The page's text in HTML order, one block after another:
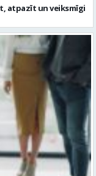
garantiju ir laba izvēle